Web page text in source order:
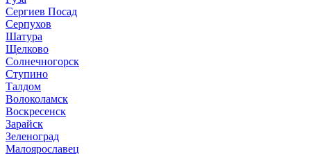
Сергиев Посад
Серпухов
Шатура
Щелково
Солнечногорск
Ступино
Талдом
Волоколамск
Воскресенск
Зарайск
Зеленоград
Малоярославец